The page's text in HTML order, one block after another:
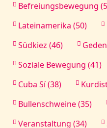
Befreiungsbewegung
Lateinamerika (50)
Südkiez (46)
Soziale Bewegung (41)
Cuba Sí (38)
Bullenschweine (35)
Veranstaltung (34)